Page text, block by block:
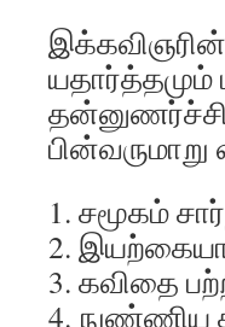
பின்வருமாறு
1. சமூகம்
2.
3. கவிதை
4. நுண்ணிய